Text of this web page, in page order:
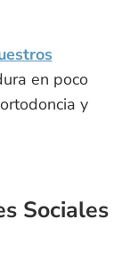
en poco
y
Sociales